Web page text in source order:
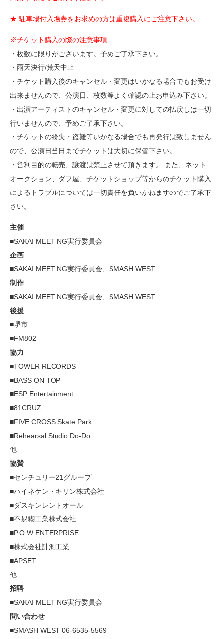
★ 駐車場付入場券をお求めの方は重複購入にご注意下さい。
※チケット購入の際の注意事項
・枚数に限りがございます。予めご了承下さい。
・雨天決行/荒天中止
・チケット購入後のキャンセル・変更はいかなる場合でもお受け
出来ませんので、公演日、枚数等よく確認の上お申込み下さい。
・出演アーティストのキャンセル・変更に対しての払戻しは一切
行いませんので、予めご了承下さい。
・チケットの紛失・盗難等いかなる場合でも再発行は致しません
ので、公演日当日までチケットは大切に保管下さい。
・営利目的の転売、譲渡は禁止させて頂きます。 また、ネット
オークション、ダフ屋、チケットショップ等からのチケット購入
によるトラブルについては一切責任を負いかねますのでご了承下
さい。
主催
■SAKAI MEETING実行委員会
企画
■SAKAI MEETING実行委員会、SMASH WEST
制作
■SAKAI MEETING実行委員会、SMASH WEST
後援
■堺市
■FM802
協力
■TOWER RECORDS
■BASS ON TOP
■ESP Entertainment
■81CRUZ
■FIVE CROSS Skate Park
■Rehearsal Studio Do-Do
他
協賛
■センチュリー21グループ
■ハイネケン・キリン株式会社
■ダスキンレントオール
■不易糊工業株式会社
■P.O.W ENTERPRISE
■株式会社計測工業
■APSET
他
招聘
■SAKAI MEETING実行委員会
問い合わせ
■SMASH WEST 06-6535-5569